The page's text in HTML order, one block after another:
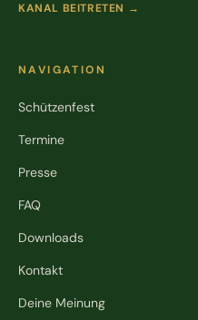
KANAL BEITRETEN →
NAVIGATION
Schützenfest
Termine
Presse
FAQ
Downloads
Kontakt
Deine Meinung